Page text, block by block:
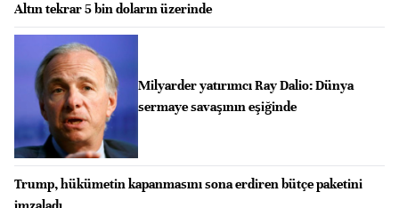
Altın tekrar 5 bin doların üzerinde
Milyarder yatırımcı Ray Dalio: Dünya
sermaye savaşının eşiğinde
Trump, hükümetin kapanmasını sona erdiren bütçe paketini